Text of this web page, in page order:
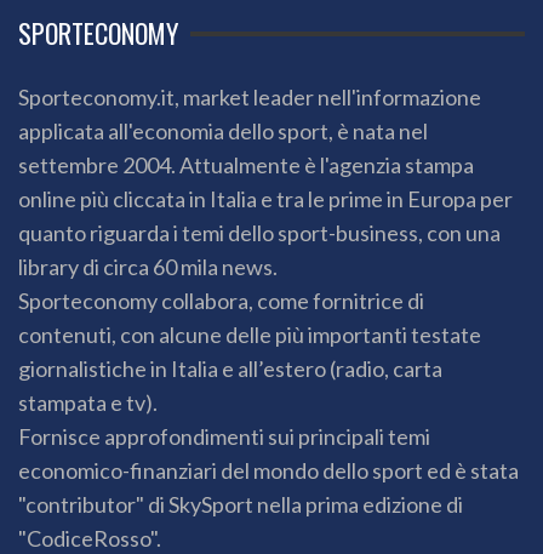
SPORTECONOMY
Sporteconomy.it, market leader nell'informazione
applicata all'economia dello sport, è nata nel
settembre 2004. Attualmente è l'agenzia stampa
online più cliccata in Italia e tra le prime in Europa per
quanto riguarda i temi dello sport-business, con una
library di circa 60 mila news.
Sporteconomy collabora, come fornitrice di
contenuti, con alcune delle più importanti testate
giornalistiche in Italia e all’estero (radio, carta
stampata e tv).
Fornisce approfondimenti sui principali temi
economico-finanziari del mondo dello sport ed è stata
"contributor" di SkySport nella prima edizione di
"CodiceRosso".